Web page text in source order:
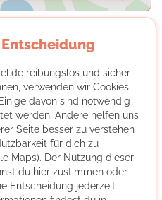
in der
reibungslos und sicher
verwenden wir Cookies
davon sind notwendig
werden. Andere helfen uns
Seite besser zu verstehen
für dich zu
Maps). Der Nutzung dieser
du hier zustimmen oder
Entscheidung jederzeit